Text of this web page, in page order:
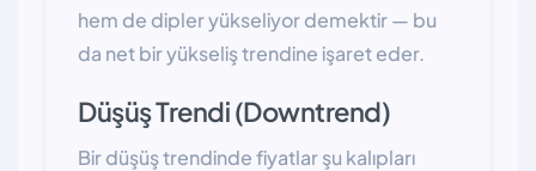
hem de dipler yükseliyor demektir — bu
da net bir yükseliş trendine işaret eder.
Düşüş Trendi (Downtrend)
Bir düşüş trendinde fiyatlar şu kalıpları